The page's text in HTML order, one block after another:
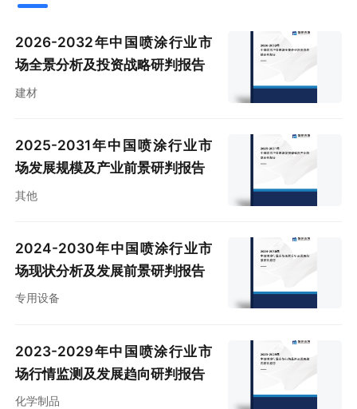
2026-2032年中国喷涂行业市
场全景分析及投资战略研判报告
建材
2025-2031年中国喷涂行业市
场发展规模及产业前景研判报告
其他
2024-2030年中国喷涂行业市
场现状分析及发展前景研判报告
专用设备
2023-2029年中国喷涂行业市
场行情监测及发展趋向研判报告
化学制品